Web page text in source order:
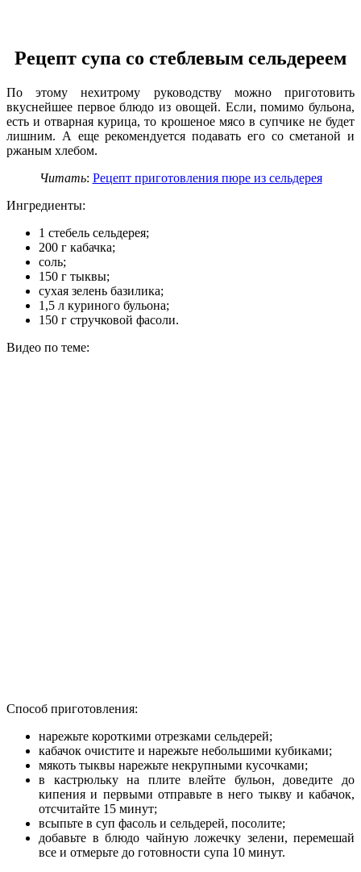
Рецепт супа со стеблевым сельдереем
По этому нехитрому руководству можно приготовить
вкуснейшее первое блюдо из овощей. Если, помимо бульона,
есть и отварная курица, то крошеное мясо в супчике не будет
лишним. А еще рекомендуется подавать его со сметаной и
ржаным хлебом.
Читать: Рецепт приготовления пюре из сельдерея
Ингредиенты:
1 стебель сельдерея;
200 г кабачка;
соль;
150 г тыквы;
сухая зелень базилика;
1,5 л куриного бульона;
150 г стручковой фасоли.
Видео по теме:
Способ приготовления:
нарежьте короткими отрезками сельдерей;
кабачок очистите и нарежьте небольшими кубиками;
мякоть тыквы нарежьте некрупными кусочками;
в кастрюльку на плите влейте бульон, доведите до
кипения и первыми отправьте в него тыкву и кабачок,
отсчитайте 15 минут;
всыпьте в суп фасоль и сельдерей, посолите;
добавьте в блюдо чайную ложечку зелени, перемешай
все и отмерьте до готовности супа 10 минут.